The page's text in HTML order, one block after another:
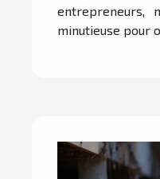
entrepreneurs,
minutieuse pour